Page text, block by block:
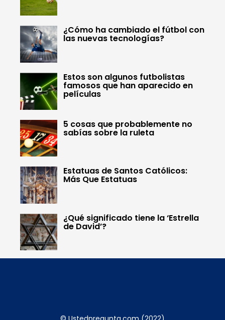
¿Cómo ha cambiado el fútbol con
las nuevas tecnologías?
Estos son algunos futbolistas
famosos que han aparecido en
películas
5 cosas que probablemente no
sabías sobre la ruleta
Estatuas de Santos Católicos:
Más Que Estatuas
¿Qué significado tiene la ‘Estrella
de David’?